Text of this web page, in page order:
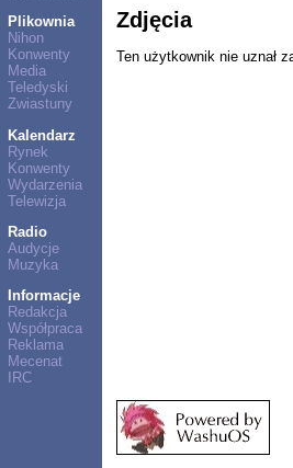
Plikownia
Nihon
Konwenty
Media
Teledyski
Zwiastuny
Kalendarz
Rynek
Konwenty
Wydarzenia
Telewizja
Radio
Audycje
Muzyka
Informacje
Redakcja
Współpraca
Reklama
Mecenat
IRC
Zdjęcia
Ten użytkownik nie uznał